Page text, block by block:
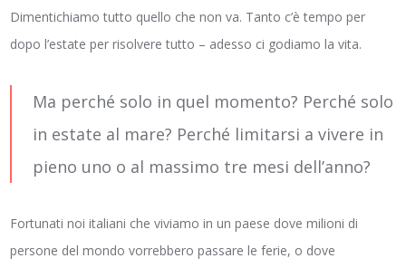
Dimentichiamo tutto quello che non va. Tanto c’è tempo per
dopo l’estate per risolvere tutto – adesso ci godiamo la vita.
Ma perché solo in quel momento? Perché solo
in estate al mare? Perché limitarsi a vivere in
pieno uno o al massimo tre mesi dell’anno?
Fortunati noi italiani che viviamo in un paese dove milioni di
persone del mondo vorrebbero passare le ferie, o dove